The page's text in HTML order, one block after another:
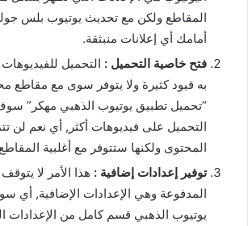
المقاطع ولكن مع تحديث يوتيوب بلس
أمامك أي إعلانات منبثقة.
فتح خاصية التحميل : التحميل
به قيود كثيرة ولا يتوفر سوى مع مقاطع
“تحميل تطبيق يوتيوب الذهبي مهكر”
التحميل على فيديوهات أكثر, أي نعم لن
المحتوى ولكنها ستتوفر مع أغلبية
توفير إعدادات إضافية : هذا الأمر لا
المدفوعة وهي الإعدادات الإضافية, أي
يوتيوب الذهبي قسم كامل من